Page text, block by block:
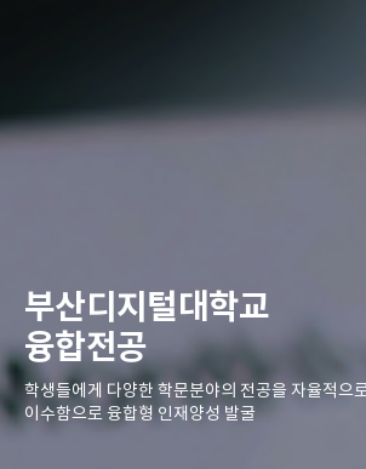
부산디지털대학교
융합전공
학생들에게 다양한 학문분야의 전공을 자율
이수함으로 융합형 인재양성 발굴